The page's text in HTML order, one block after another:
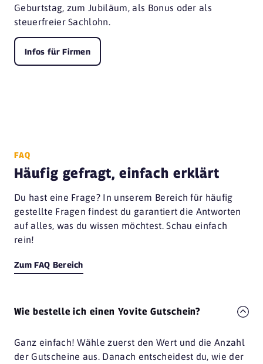
Geburtstag, zum Jubiläum, als Bonus oder als
steuerfreier Sachlohn.
Infos für Firmen
FAQ
Häufig gefragt, einfach erklärt
Du hast eine Frage? In unserem Bereich für häufig
gestellte Fragen findest du garantiert die Antworten
auf alles, was du wissen möchtest. Schau einfach
rein!
Zum FAQ Bereich
Wie bestelle ich einen Yovite Gutschein?
Ganz einfach! Wähle zuerst den Wert und die Anzahl
der Gutscheine aus. Danach entscheidest du, wie der